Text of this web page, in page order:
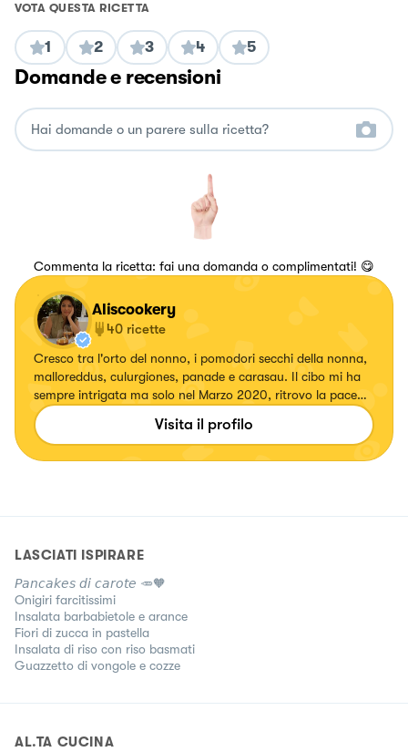
VOTA QUESTA RICETTA
1 2 3 4 5
Domande e recensioni
Commenta la ricetta: fai una domanda o complimentati! 😋
Aliscookery
40 ricette
Cresco tra l'orto del nonno, i pomodori secchi della nonna,
malloreddus, culurgiones, panade e carasau. Il cibo mi ha
sempre intrigata ma solo nel Marzo 2020, ritrovo la pace
stando in cucina. Inizio a sperimentare, provare nuove e
perfezionare vecchie ricette. Nell’ Aprile 2022, nasce Ali's
Visita il profilo
LASCIATI ISPIRARE
𝘗𝘢𝘯𝘤𝘢𝘬𝘦𝘴 𝘥𝘪 𝘤𝘢𝘳𝘰𝘵𝘦 🥕🧡
Onigiri farcitissimi
Insalata barbabietole e arance
Fiori di zucca in pastella
Insalata di riso con riso basmati
Guazzetto di vongole e cozze
AL.TA CUCINA